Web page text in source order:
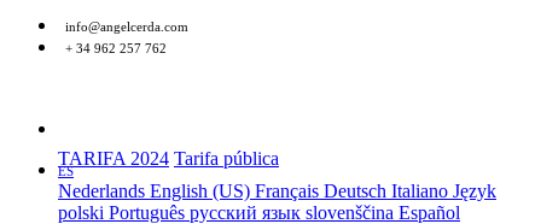
info@angelcerda.com
+ 34 962 257 762
TARIFA 2024 Tarifa pública
ES
Nederlands English (US) Français Deutsch Italiano Język
polski Português русский язык slovenščina Español